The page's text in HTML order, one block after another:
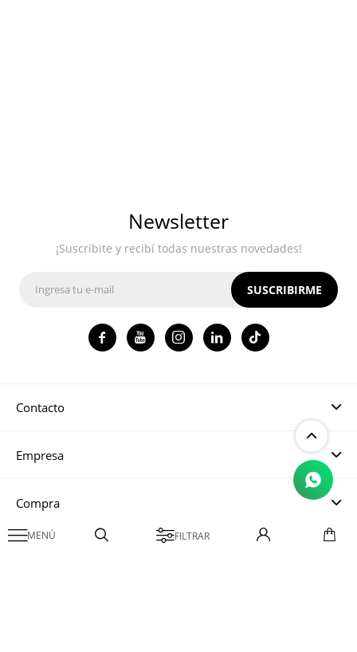

Contacto
Empresa
Compra
Newsletter
¡Suscribite y recibí todas nuestras novedades!
SUSCRIBIRME
   